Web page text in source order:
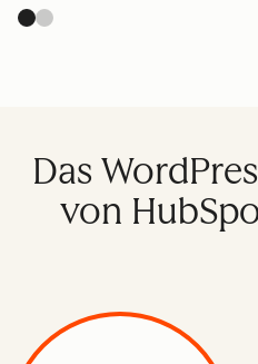
Das
von